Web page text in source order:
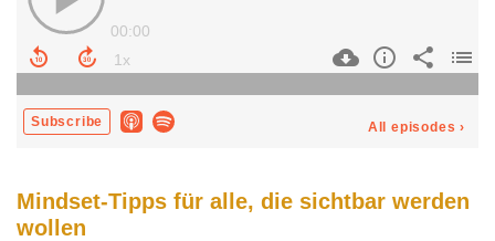
Mindset-Tipps für alle, die sichtbar werden
wollen